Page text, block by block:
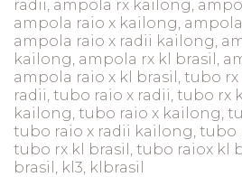
radii, ampola rx kailong,
ampola raio x kailong,
ampola raio x radii kailong,
kailong, ampola rx kl brasil,
ampola raio x kl brasil, tubo
radii, tubo raio x radii, tubo rx
kailong, tubo raio x kailong,
tubo raio x radii kailong, tubo
tubo rx kl brasil, tubo raiox kl
brasil, kl3, klbrasil